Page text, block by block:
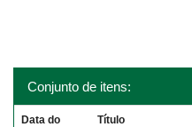
Conjunto de itens:
Data do
Título